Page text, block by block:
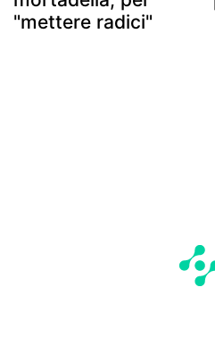
"mettere radici"